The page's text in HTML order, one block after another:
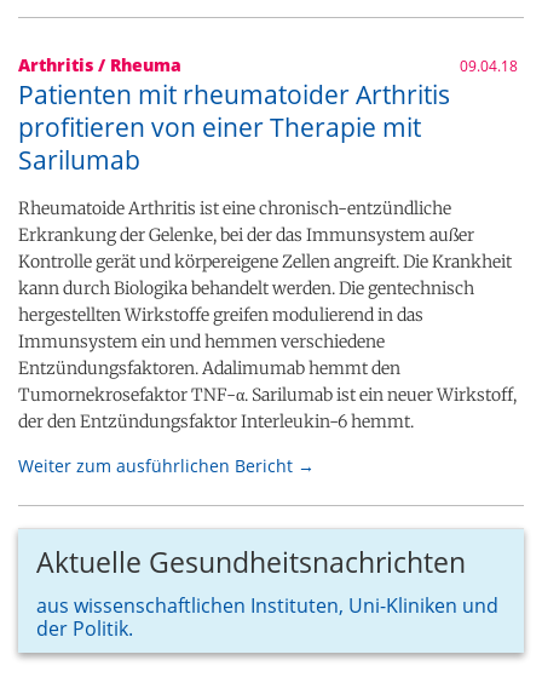
Arthritis / Rheuma 09.04.18
Patienten mit rheumatoider Arthritis
profitieren von einer Therapie mit
Sarilumab
Rheumatoide Arthritis ist eine chronisch-entzündliche
Erkrankung der Gelenke, bei der das Immunsystem außer
Kontrolle gerät und körpereigene Zellen angreift. Die Krankheit
kann durch Biologika behandelt werden. Die gentechnisch
hergestellten Wirkstoffe greifen modulierend in das
Immunsystem ein und hemmen verschiedene
Entzündungsfaktoren. Adalimumab hemmt den
Tumornekrosefaktor TNF-α. Sarilumab ist ein neuer Wirkstoff,
der den Entzündungsfaktor Interleukin-6 hemmt.
Weiter zum ausführlichen Bericht →
Aktuelle Gesundheitsnachrichten
aus wissenschaftlichen Instituten, Uni-Kliniken und
der Politik.